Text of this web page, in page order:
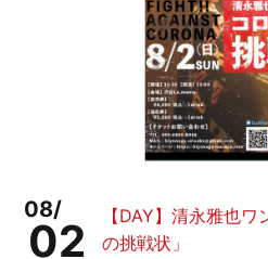
08/
02
【DAY】清永雅也
の挑戦状」